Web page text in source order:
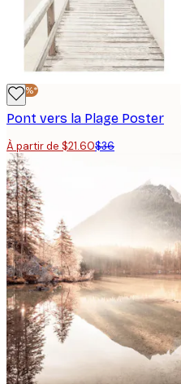
-40%*
Pont vers la Plage Poster
À partir de $21.60$36